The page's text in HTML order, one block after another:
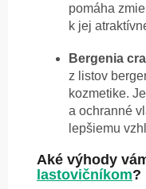
pomáha
k jej
Bergenia
z listov
kozmetike.
a ochranné
lepšiemu
Aké výhody
lastovičníkom?